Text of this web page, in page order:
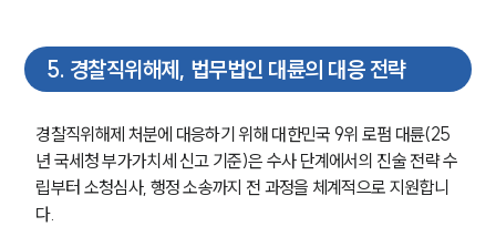
5. 경찰직위해제, 법무법인 대륜의 대응 전략
경찰직위해제 처분에 대응하기 위해 대한민국 9위 로펌 대륜(25
년 국세청 부가가치세 신고 기준)은 수사 단계에서의 진술 전략 수
립부터 소청심사, 행정 소송까지 전 과정을 체계적으로 지원합니
다.